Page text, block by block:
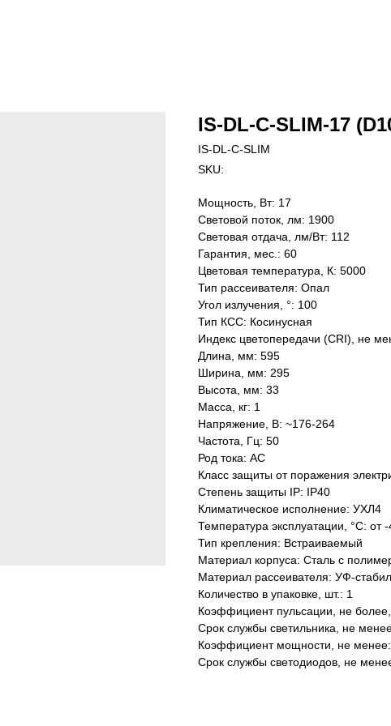
IS-DL-C-SLIM-17
IS-DL-C-SLIM
SKU:
Мощность, Вт: 17
Световой поток, лм: 1900
Световая отдача, лм/Вт: 112
Гарантия, мес.: 60
Цветовая температура, К: 5000
Тип рассеивателя: Опал
Угол излучения, °: 100
Тип КСС: Косинусная
Индекс цветопередачи (CRI), не
Длина, мм: 595
Ширина, мм: 295
Высота, мм: 33
Масса, кг: 1
Напряжение, В: ~176-264
Частота, Гц: 50
Род тока: AC
Класс защиты от поражения
Степень защиты IP: IP40
Климатическое исполнение: УХЛ4
Температура эксплуатации, °С: от
Тип крепления: Встраиваемый
Материал корпуса: Сталь с
Материал рассеивателя: УФ-
Количество в упаковке, шт.: 1
Коэффициент пульсации, не более,
Срок службы светильника, не
Коэффициент мощности, не
Срок службы светодиодов, не